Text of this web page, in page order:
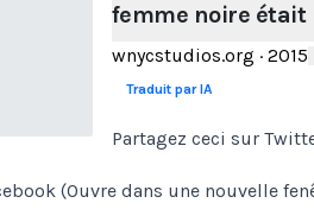
femme noire était
wnycstudios.org · 2015
Traduit par IA
Partagez ceci sur
(Ouvre dans une nouvelle